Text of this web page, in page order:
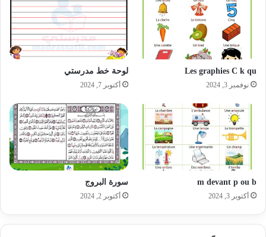
Les graphies C k qu
نوفمبر 3, 2024
لوحة خط مدرستي
أكتوبر 7, 2024
m devant p ou b
أكتوبر 3, 2024
سورة البروج
أكتوبر 2, 2024